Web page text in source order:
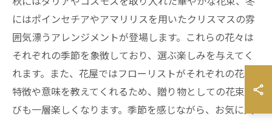
にはポインセチアやアマリリスを用いたクリスマスの雰
囲気漂うアレンジメントが登場します。これらの花々は
それぞれの季節を象徴しており、選ぶ楽しみを与えてく
れます。また、花屋ではフローリストがそれぞれの花の
特徴や意味を教えてくれるため、贈り物としての花束選
びも一層楽しくなります。季節を感じながら、お気に入